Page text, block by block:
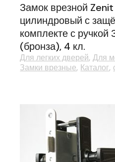
Замок врезной
цилиндровый с
комплекте с
(бронза), 4 кл.
Для легких дверей Для
Замки врезные Каталог